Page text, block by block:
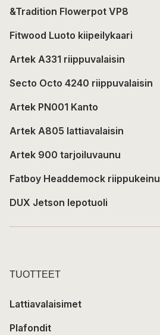
&Tradition Flowerpot VP8
Fitwood Luoto kiipeilykaari
Artek A331 riippuvalaisin
Secto Octo 4240 riippuvalaisin
Artek PN001 Kanto
Artek A805 lattiavalaisin
Artek 900 tarjoiluvaunu
Fatboy Headdemock riippukeinu
DUX Jetson lepotuoli
TUOTTEET
Lattiavalaisimet
Plafondit